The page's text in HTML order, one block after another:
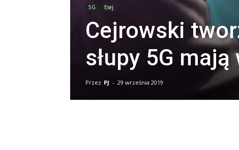
5G Esej
Cejrowski
słupy 5G
Przez PJ - 29 września 2019